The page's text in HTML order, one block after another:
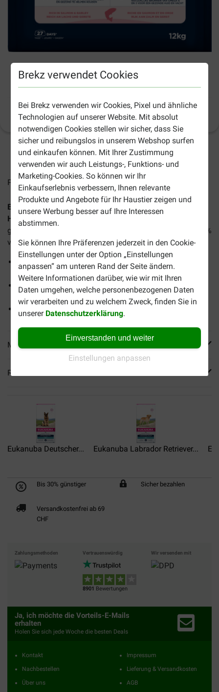
Brekz verwendet Cookies
Bei Brekz verwenden wir Cookies, Pixel und ähnliche
Technologien auf unserer Website. Mit absolut
notwendigen Cookies stellen wir sicher, dass Sie
sicher und reibungslos in unserem Webshop surfen
und einkaufen können. Mit Ihrer Zustimmung
verwenden wir auch Leistungs-, Funktions- und
Marketing-Cookies. So können wir Ihr
Einkaufserlebnis verbessern, Ihnen relevante
Produkte und Angebote für Ihr Haustier zeigen und
unsere Werbung besser auf Ihre Interessen
abstimmen.
Sie können Ihre Präferenzen jederzeit in den Cookie-
Einstellungen unter der Option „Einstellungen
anpassen“ am unteren Rand der Seite ändern.
Weitere Informationen darüber, wie wir mit Ihren
Daten umgehen, welche personenbezogenen Daten
wir verarbeiten und zu welchem Zweck, finden Sie in
unserer Datenschutzerklärung.
Einverstanden und weiter
Einstellungen anpassen
Eukanuba Adult Large mit Lachs & Gerste
Hundefutter
(11 ) Produktinformation
2-5 Arbeitstage, sofern nicht anders angegeben
Preise inkl. MwSt zzgl. Versandkosten
Eukanuba Adult Large & Extra Large mit Lachs & Gerste
Hundefutter
ist ein komplettes Trockenfutter für aktive
große und extra große ausgewachsene Hunde. Ein zu 100%
vollständiges und ausgewogenes Rezept!
Calcium und Glucosamin zur Unterstützung gesunder
Knochen und Gelenke
Präbiotische FOS und Rübenschnitzel tragen zu einem
gesunden Verdauungssystem bei
Ohne künstliche Geschmacks-, Geruchs- und Farbstoffe
Mehr Produktinfos
Reviews
Eukanuba Deutscher... Eukanuba Labrador Retriever...
Bis 30% günstiger Sicher bezahlen
Versandkostenfrei ab 69
CHF
Zahlungsmethoden Vertrauenswürdig
8901 Bewertungen
Wir versenden mit
Ja, ich möchte die Vorteils-E-Mails
erhalten
Holen Sie sich jede Woche die besten Deals
Kontakt
Nachbestellen
Über uns
Impressum
Lieferung & Versandkosten
AGB